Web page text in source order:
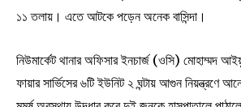
১১ তলায়। এতে আটকে পড়েন অনেক বাসিন্দা।
নিউমার্কেট থানার অফিসার ইনচার্জ (ওসি) মোহাম্মদ
ফায়ার সার্ভিসের ৬টি ইউনিট ২ ঘন্টায় আগুন নিয়ন্ত্রণে